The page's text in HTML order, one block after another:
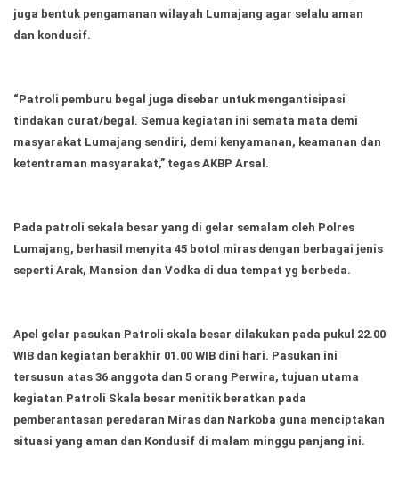
Copyright
News
Indonesia
.
juga bentuk pengamanan wilayah Lumajang agar selalu aman
dan kondusif.
“Patroli pemburu begal juga disebar untuk mengantisipasi
tindakan curat/begal. Semua kegiatan ini semata mata demi
masyarakat Lumajang sendiri, demi kenyamanan, keamanan dan
ketentraman masyarakat,” tegas AKBP Arsal.
Pada patroli sekala besar yang di gelar semalam oleh Polres
Lumajang, berhasil menyita 45 botol miras dengan berbagai jenis
seperti Arak, Mansion dan Vodka di dua tempat yg berbeda.
Apel gelar pasukan Patroli skala besar dilakukan pada pukul 22.00
WIB dan kegiatan berakhir 01.00 WIB dini hari. Pasukan ini
tersusun atas 36 anggota dan 5 orang Perwira, tujuan utama
kegiatan Patroli Skala besar menitik beratkan pada
pemberantasan peredaran Miras dan Narkoba guna menciptakan
situasi yang aman dan Kondusif di malam minggu panjang ini.